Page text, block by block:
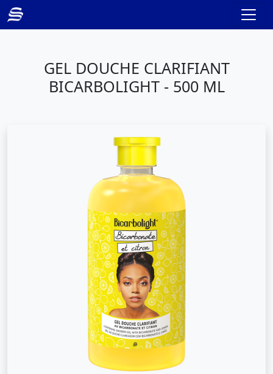
GEL DOUCHE CLARIFIANT
BICARBOLIGHT - 500 ML